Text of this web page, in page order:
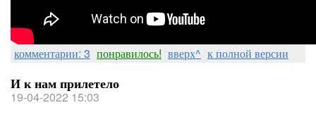
комментарии: 3 понравилось! вверх^ к полной версии
И к нам прилетело
19-04-2022 15:03